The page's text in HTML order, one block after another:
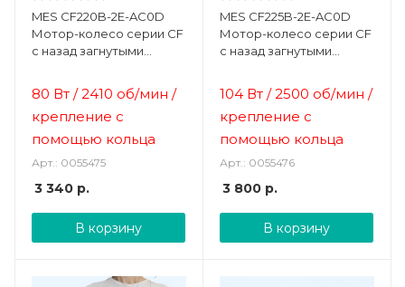
MES CF220B-2E-AC0D
Мотор-колесо серии CF
с назад загнутыми
диффузором
80 Вт /2410 об/мин /
крепление с
помощью кольца
Арт.: 0055475
3 340 р.
В корзину
MES CF225B-2E-AC0D
Мотор-колесо серии CF
с назад загнутыми
диффузором
104 Вт /2500 об/мин /
крепление с
помощью кольца
Арт.: 0055476
3 800 р.
В корзину